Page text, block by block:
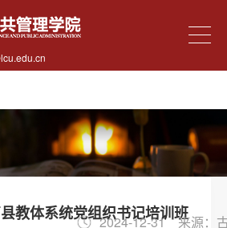
太阳集团·(中国)
有限公司
教体系统党组织书记培训班来源：
2024-12-31